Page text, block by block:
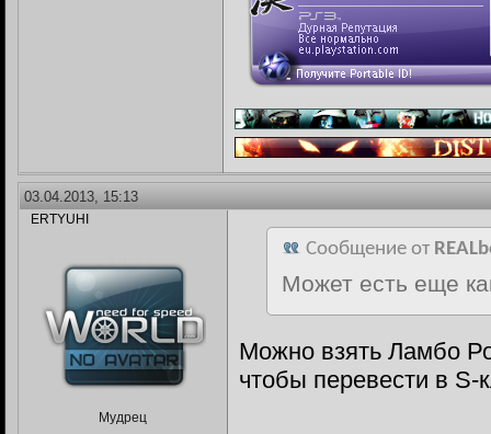
03.04.2013, 15:13
ERTYUHI
Мудрец
Сообщение от
Может есть еще
Можно взять Ламбо
чтобы перевести в S-